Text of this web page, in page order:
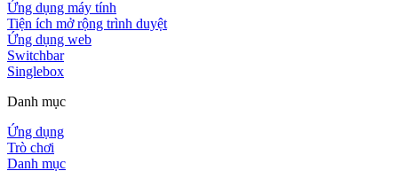
Ứng dụng máy tính
Tiện ích mở rộng trình duyệt
Ứng dụng web
Switchbar
Singlebox
Danh mục
Ứng dụng
Trò chơi
Danh mục